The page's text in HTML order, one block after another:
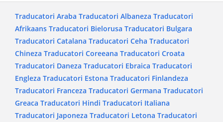
Traducatori Araba Traducatori Albaneza Traducatori
Afrikaans Traducatori Bielorusa Traducatori Bulgara
Traducatori Catalana Traducatori Ceha Traducatori
Chineza Traducatori Coreeana Traducatori Croata
Traducatori Daneza Traducatori Ebraica Traducatori
Engleza Traducatori Estona Traducatori Finlandeza
Traducatori Franceza Traducatori Germana Traducatori
Greaca Traducatori Hindi Traducatori Italiana
Traducatori Japoneza Traducatori Letona Traducatori